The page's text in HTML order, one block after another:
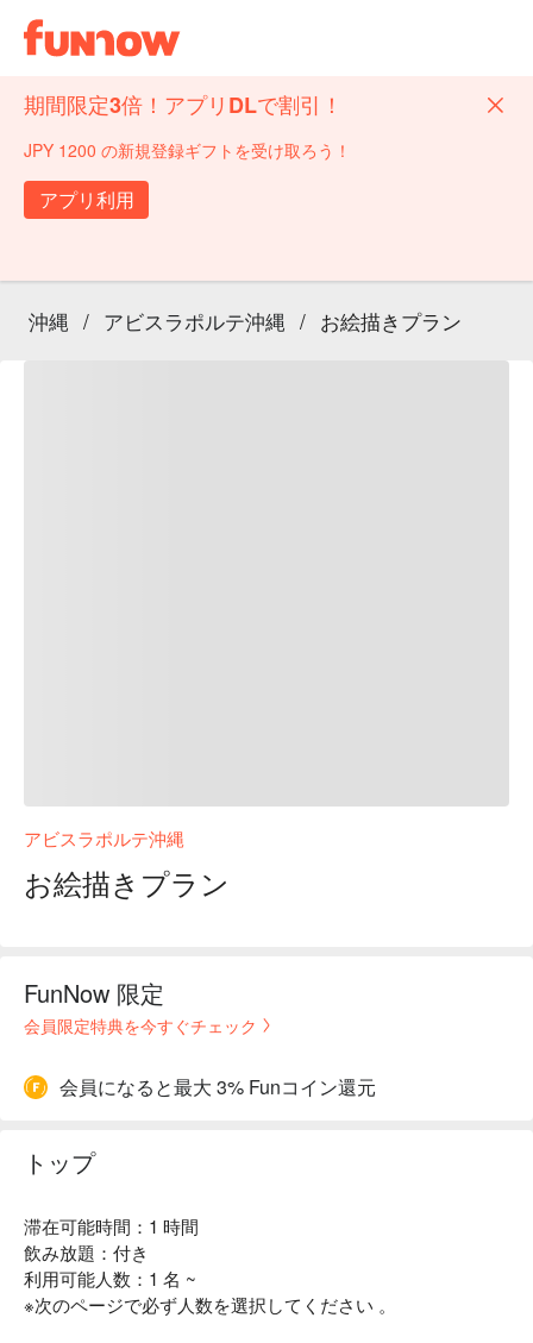
期間限定3倍！アプリDLで割引！
JPY 1200 の新規登録ギフトを受け取ろう！
アプリ利用
沖縄 / アビスラポルテ沖縄 / お絵描きプラン
アビスラポルテ沖縄
お絵描きプラン
FunNow 限定
会員限定特典を今すぐチェック
会員になると最大 3% Funコイン還元
トップ
滞在可能時間：1 時間
飲み放題：付き
利用可能人数：1 名 ~
※次のページで必ず人数を選択してください 。